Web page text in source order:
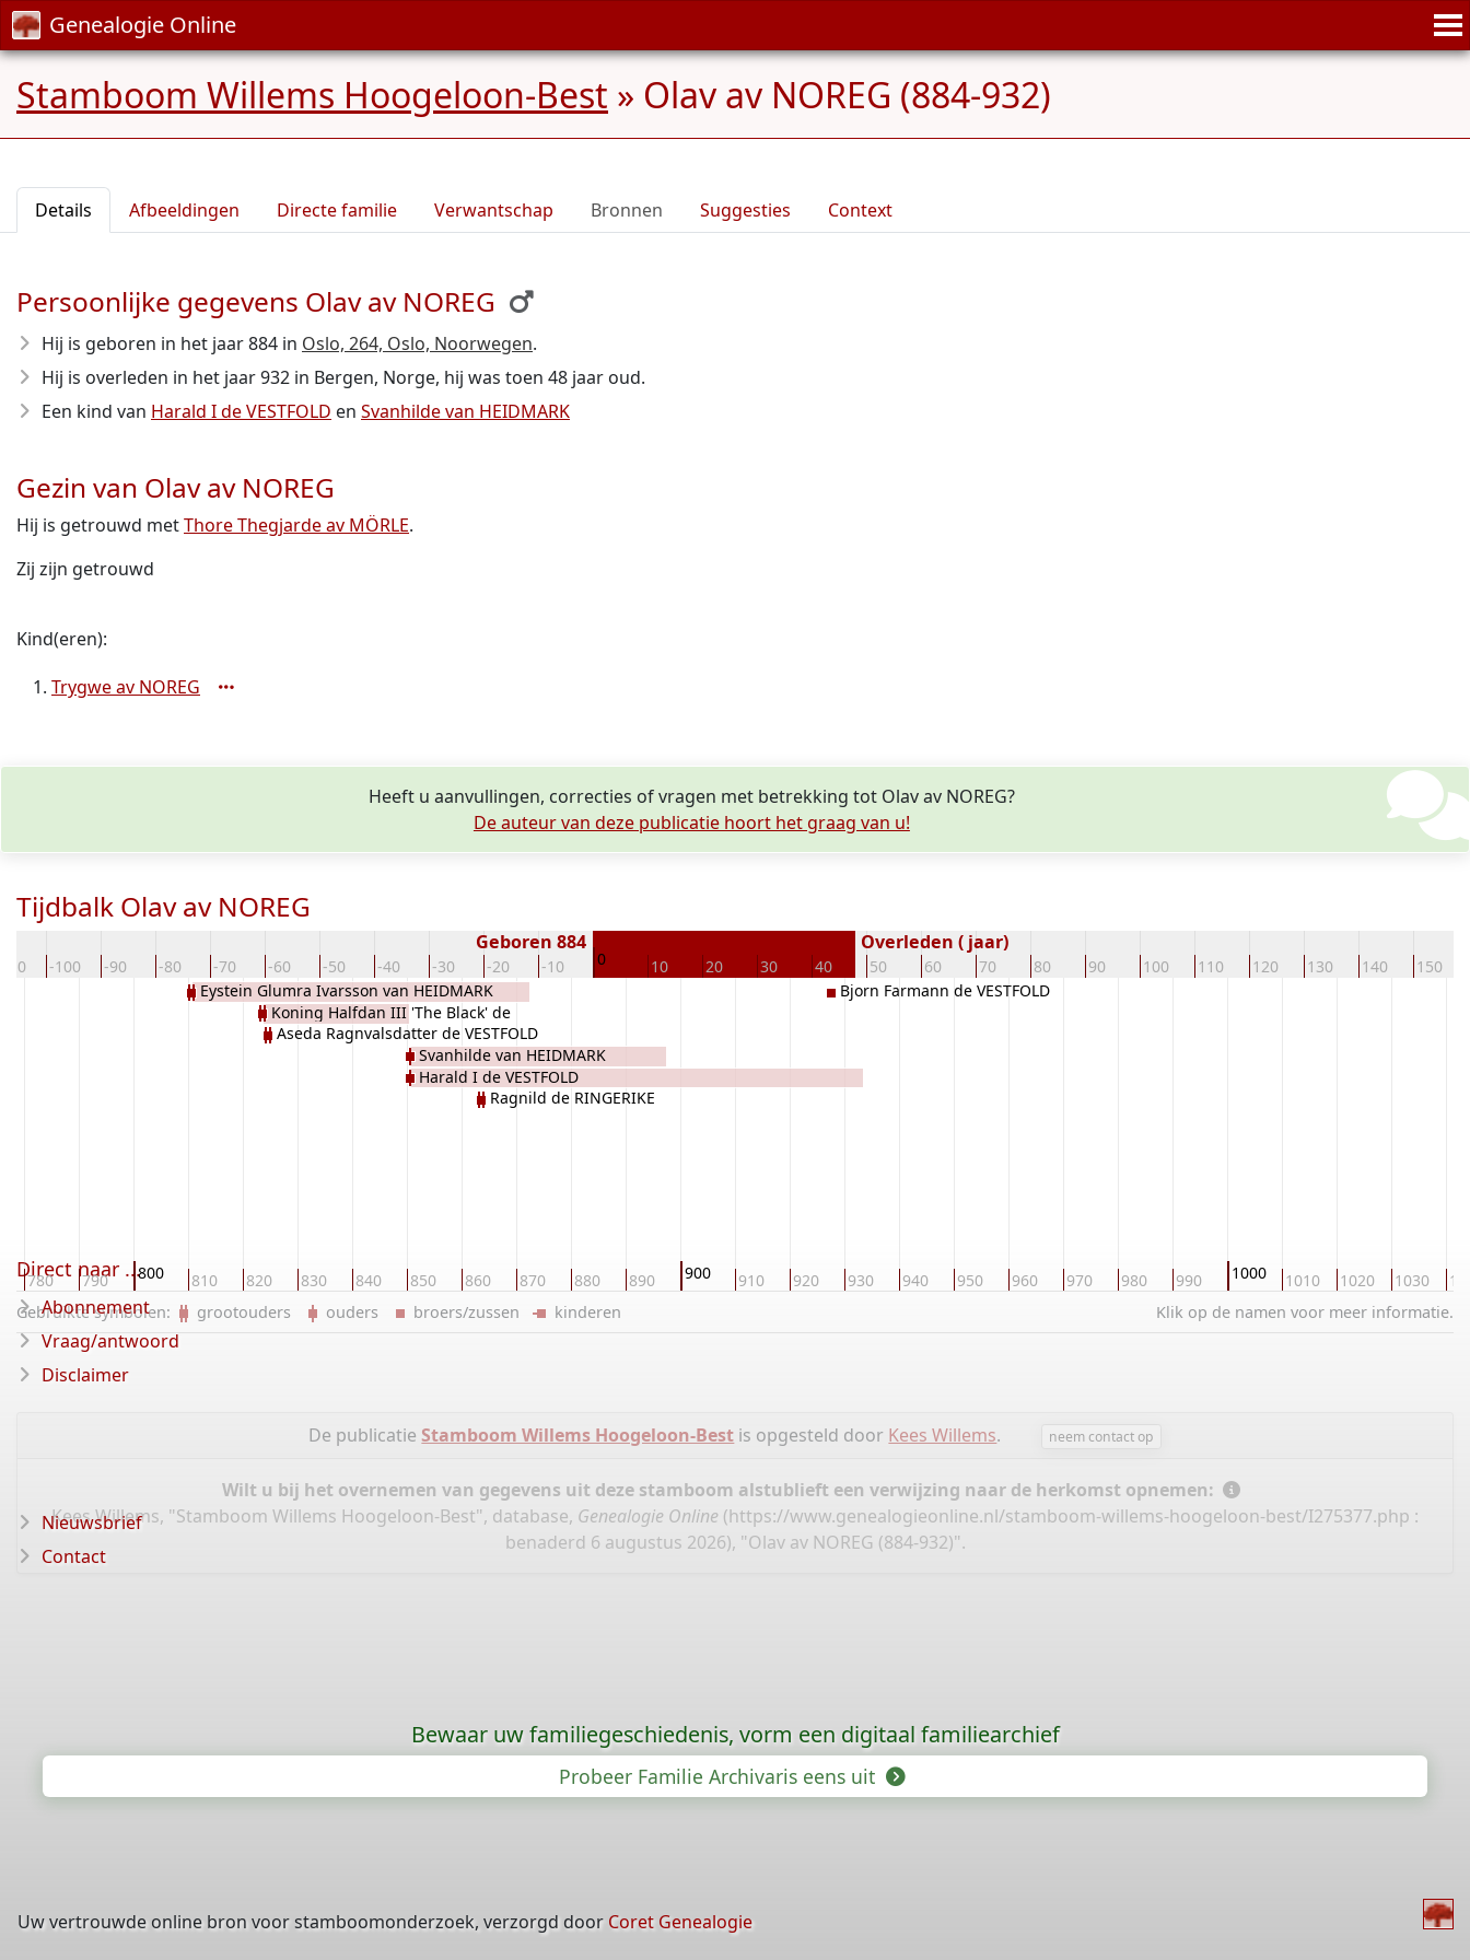
Genealogie Online
Stamboom Willems Hoogeloon-Best » Olav av NOREG (884-932)
Details Afbeeldingen Directe familie Verwantschap Bronnen Suggesties Context
Persoonlijke gegevens Olav av NOREG
Hij is geboren in het jaar 884 in Oslo, 264, Oslo, Noorwegen.
Hij is overleden in het jaar 932 in Bergen, Norge, hij was toen 48 jaar oud.
Een kind van Harald I de VESTFOLD en Svanhilde van HEIDMARK
Gezin van Olav av NOREG
Hij is getrouwd metThore Thegjarde av MÖRLE.
Zij zijn getrouwd
Kind(eren):
Trygwe av NOREG
Heeft u aanvullingen, correcties of vragen met betrekking tot Olav av NOREG?
De auteur van deze publicatie hoort het graag van u!
Tijdbalk Olav av NOREG
-100 -90 -80 -70 -60 -50 -40 -30 -20 -10 0 10 20 30 40 50 60 70 80 90 100 110 120 130 140 150
Geboren 884 Overleden ( jaar)
780 790 800 810 820 830 840 850 860 870 880 890 900 910 920 930 940 950 960 970 980 990 1000 1010 1020 1030
Eystein Glumra Ivarsson van HEIDMARK
Koning Halfdan III 'The Black' de
VESTFOLD
Aseda Ragnvalsdatter de VESTFOLD
Svanhilde van HEIDMARK
Harald I de VESTFOLD
Ragnild de RINGERIKE
Bjorn Farmann de VESTFOLD
Klik op de namen voor meer informatie.
Gebruikte symbolen: grootouders ouders broers/zussen kinderen
De publicatieStamboom Willems Hoogeloon-Best is opgesteld door Kees Willems. neem contact op
Wilt u bij het overnemen van gegevens uit deze stamboom alstublieft een verwijzing naar de herkomst opnemen:
Kees Willems, "Stamboom Willems Hoogeloon-Best", database, Genealogie Online (https://www.genealogieonline.nl/stamboom-willems-hoogeloon-best/I275377.php :
benaderd 6 augustus 2026), "Olav av NOREG (884-932)".
Direct naar ...
Abonnement
Vraag/antwoord
Disclaimer
Nieuwsbrief
Contact
Bewaar uw familiegeschiedenis, vorm een digitaal familiearchief
Probeer Familie Archivaris eens uit
Uw vertrouwde online bron voor stamboomonderzoek, verzorgd door Coret Genealogie